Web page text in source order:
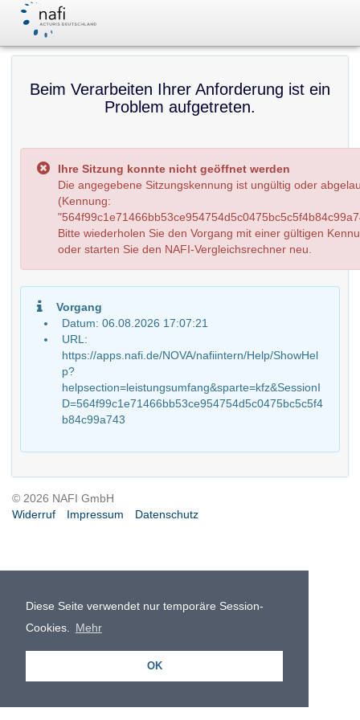
Diese Seite verwendet nur temporäre Session-
Cookies.
Mehr
OK
Beim Verarbeiten Ihrer Anforderung ist ein
Problem aufgetreten.
Ihre Sitzung konnte nicht geöffnet werden
Die angegebene Sitzungskennung ist ungültig oder
(Kennung:
Bitte wiederholen Sie den Vorgang mit einer gültigen
oder starten Sie den NAFI-Vergleichsrechner neu.
Vorgang
Datum: 06.08.2026 17:07:21
URL:
https://apps.nafi.de/NOVA/nafiintern/Help/ShowHel
p?
helpsection=leistungsumfang&sparte=kfz&SessionI
D=564f99c1e71466bb53ce954754d5c0475bc5c5f4
b84c99a743
© 2026 NAFI GmbH
Widerruf
Impressum Datenschutz